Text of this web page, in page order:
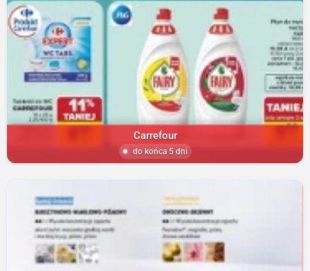
Carrefour
do końca 5 dni